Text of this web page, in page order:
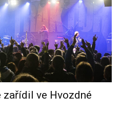
zařídil ve Hvozdné